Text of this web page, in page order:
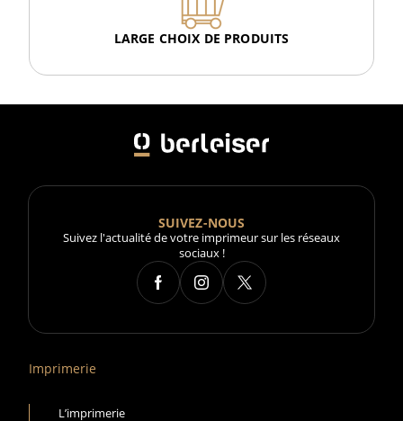
LARGE CHOIX DE PRODUITS
SUIVEZ-NOUS
Suivez l'actualité de votre imprimeur sur les réseaux
sociaux !
Imprimerie
L’imprimerie